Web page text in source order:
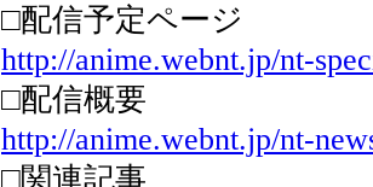
□配信予定ページ
http://anime.webnt.jp/nt-
□配信概要
http://anime.webnt.jp/nt-
□関連記事